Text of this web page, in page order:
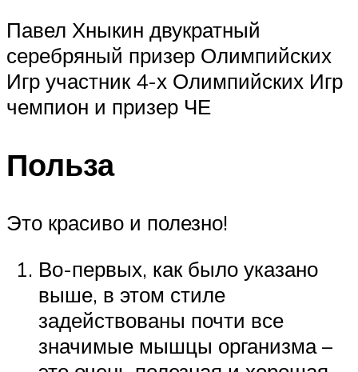
Павел Хныкин двукратный
серебряный призер Олимпийских
Игр участник 4-х Олимпийских Игр
чемпион и призер ЧЕ
Польза
Это красиво и полезно!
Во-первых, как было указано
выше, в этом стиле
задействованы почти все
значимые мышцы организма –